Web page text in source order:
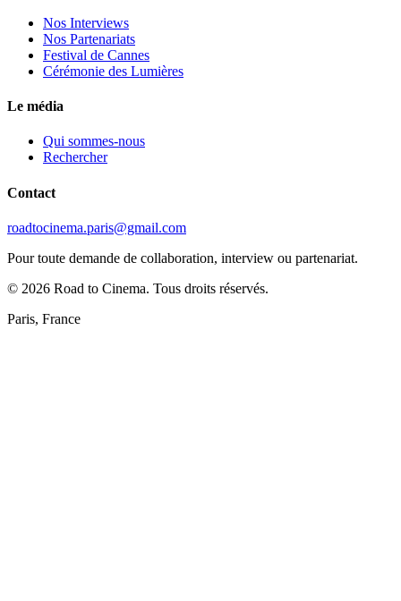
Nos Interviews
Nos Partenariats
Festival de Cannes
Cérémonie des Lumières
Le média
Qui sommes-nous
Rechercher
Contact
roadtocinema.paris@gmail.com
Pour toute demande de collaboration, interview ou partenariat.
© 2026 Road to Cinema. Tous droits réservés.
Paris, France